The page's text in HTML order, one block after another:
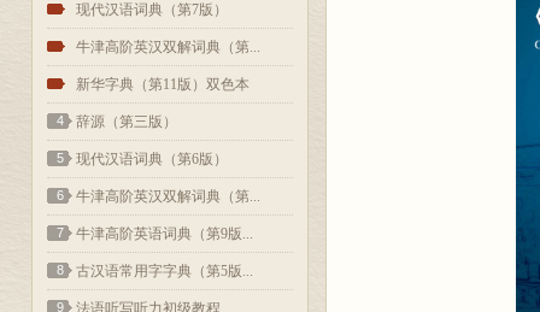
1 现代汉语词典（第7版）
2 牛津高阶英汉双解词典（第...
3 新华字典（第11版）双色本
4 辞源（第三版）
5 现代汉语词典（第6版）
6 牛津高阶英汉双解词典（第...
7 牛津高阶英语词典（第9版...
8 古汉语常用字字典（第5版...
9 法语听写听力初级教程